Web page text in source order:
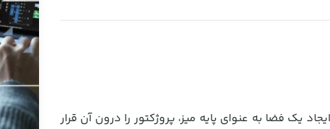
یک فضا به عنوای پایه میز، پروژکتور را درون آن قرار